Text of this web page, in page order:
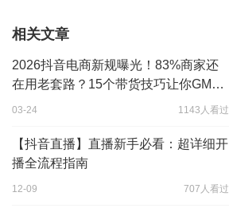
相关文章
2026抖音电商新规曝光！83%商家还
在用老套路？15个带货技巧让你GMV
暴涨
03-24 1143人看过
【抖音直播】直播新手必看：超详细开
播全流程指南
12-09 707人看过